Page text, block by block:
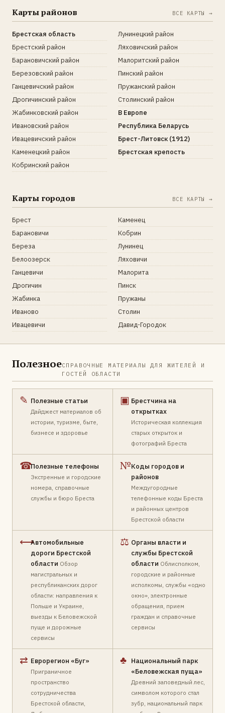
Карты районов ВСЕ КАРТЫ →
Брестская область
Брестский район
Барановичский район
Березовский район
Ганцевичский район
Дрогичинский район
Жабинковский район
Ивановский район
Ивацевичский район
Каменецкий район
Кобринский район
Лунинецкий район
Ляховичский район
Малоритский район
Пинский район
Пружанский район
Столинский район
В Европе
Республика Беларусь
Брест-Литовск (1912)
Брестская крепость
Карты городов ВСЕ КАРТЫ →
Брест
Барановичи
Береза
Белоозерск
Ганцевичи
Дрогичин
Жабинка
Иваново
Ивацевичи
Каменец
Кобрин
Лунинец
Ляховичи
Малорита
Пинск
Пружаны
Столин
Давид-Городок
ПолезноеСПРАВОЧНЫЕ МАТЕРИАЛЫ ДЛЯ ЖИТЕЛЕЙ И
ГОСТЕЙ ОБЛАСТИ
✎ Полезные статьи
Дайджест материалов об
истории, туризме, быте,
бизнесе и здоровье
▣ Брестчина на
открытках
Историческая коллекция
старых открыток и
фотографий Бреста
☎Полезные телефоны
Экстренные и городские
номера, справочные
службы и бюро Бреста
№Коды городов и
районов
Междугородные
телефонные коды Бреста
и районных центров
Брестской области
⟷Автомобильные
дороги Брестской
области Обзор
магистральных и
республиканских дорог
области: направления к
Польше и Украине,
выезды к Беловежской
пуще и дорожные
сервисы
⚖ Органы власти и
службы Брестской
области Облисполком,
городские и районные
исполкомы, службы «одно
окно», электронные
обращения, прием
граждан и справочные
сервисы
⇄ Еврорегион «Буг»
Приграничное
пространство
сотрудничества
Брестской области,
♣
Национальный парк
«Беловежская пуща»
Древний заповедный лес,
символом которого стал
зубр, национальный парк